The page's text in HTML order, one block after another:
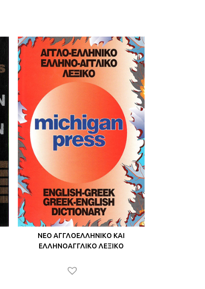
ΝΕΟ ΑΓΓΛΟΕΛΛΗΝΙΚΟ ΚΑΙ
ΕΛΛΗΝΟΑΓΓΛΙΚΟ ΛΕΞΙΚΟ